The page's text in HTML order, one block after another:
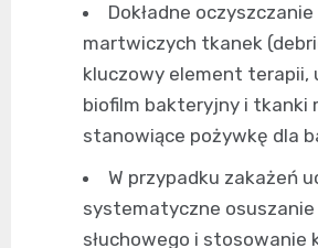
Dokładne
martwiczych tkanek
kluczowy element terapii,
biofilm bakteryjny i tkanki
stanowiące pożywkę dla
W przypadku zakażeń
systematyczne
słuchowego i stosowanie